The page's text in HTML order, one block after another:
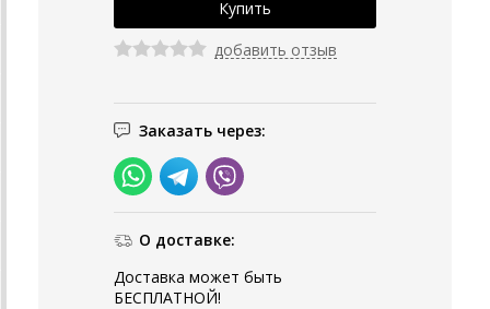
добавить отзыв
Заказать через:
О доставке:
Доставка может быть
БЕСПЛАТНОЙ!